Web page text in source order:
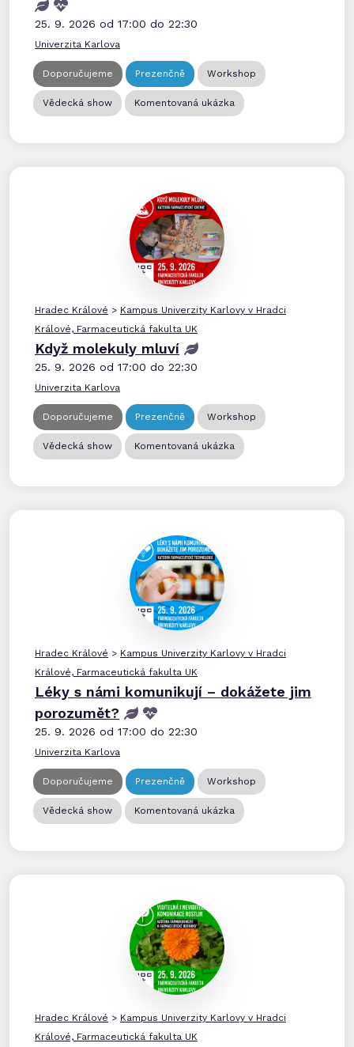
25. 9. 2026 od 17:00 do 22:30
Univerzita Karlova
Doporučujeme Prezenčně Workshop
Vědecká show Komentovaná ukázka
Hradec Králové > Kampus Univerzity Karlovy v Hradci
Králové, Farmaceutická fakulta UK
Když molekuly mluví
25. 9. 2026 od 17:00 do 22:30
Univerzita Karlova
Doporučujeme Prezenčně Workshop
Vědecká show Komentovaná ukázka
Hradec Králové > Kampus Univerzity Karlovy v Hradci
Králové, Farmaceutická fakulta UK
Léky s námi komunikují – dokážete jim
porozumět?​
25. 9. 2026 od 17:00 do 22:30
Univerzita Karlova
Doporučujeme Prezenčně Workshop
Vědecká show Komentovaná ukázka
Hradec Králové > Kampus Univerzity Karlovy v Hradci
Králové, Farmaceutická fakulta UK